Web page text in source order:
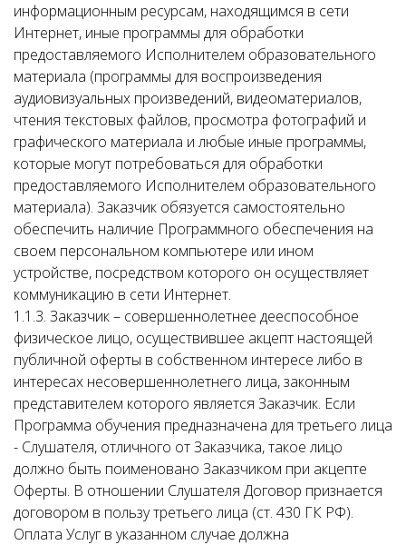
информационным ресурсам, находящимся в сети
Интернет, иные программы для обработки
предоставляемого Исполнителем образовательного
материала (программы для воспроизведения
аудиовизуальных произведений, видеоматериалов,
чтения текстовых файлов, просмотра фотографий и
графического материала и любые иные программы,
которые могут потребоваться для обработки
предоставляемого Исполнителем образовательного
материала). Заказчик обязуется самостоятельно
обеспечить наличие Программного обеспечения на
своем персональном компьютере или ином
устройстве, посредством которого он осуществляет
коммуникацию в сети Интернет.
1.1.3. Заказчик – совершеннолетнее дееспособное
физическое лицо, осуществившее акцепт настоящей
публичной оферты в собственном интересе либо в
интересах несовершеннолетнего лица, законным
представителем которого является Заказчик. Если
Программа обучения предназначена для третьего лица
- Слушателя, отличного от Заказчика, такое лицо
должно быть поименовано Заказчиком при акцепте
Оферты. В отношении Слушателя Договор признается
договором в пользу третьего лица (ст. 430 ГК РФ).
Оплата Услуг в указанном случае должна